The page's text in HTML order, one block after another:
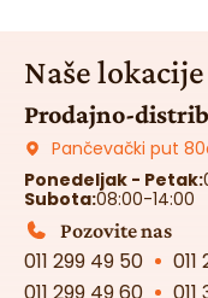
Naše lokacije
Prodajno-
Pančevački put
Ponedeljak - Petak:
Subota:08:00-14:00
Pozovite nas
011 299 49 50
011 299 49 60
011